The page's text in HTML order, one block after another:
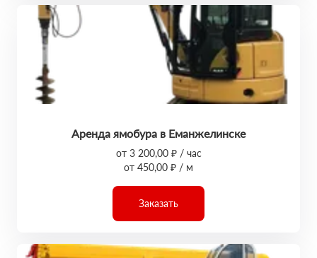
Аренда ямобура в Еманжелинске
от 3 200,00 ₽ / час
от 450,00 ₽ / м
Заказать